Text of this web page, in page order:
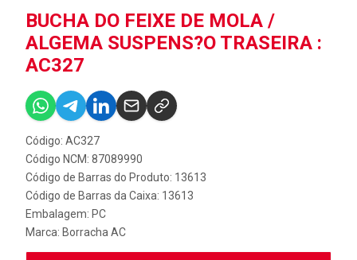
BUCHA DO FEIXE DE MOLA /
ALGEMA SUSPENS?O TRASEIRA :
AC327
Código: AC327
Código NCM: 87089990
Código de Barras do Produto: 13613
Código de Barras da Caixa: 13613
Embalagem: PC
Marca: Borracha AC